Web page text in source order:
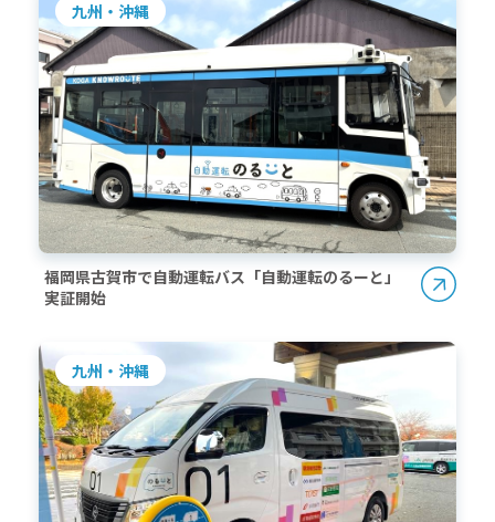
九州・沖縄
福岡県古賀市で自動運転バス「自動運転のるーと」
実証開始
九州・沖縄